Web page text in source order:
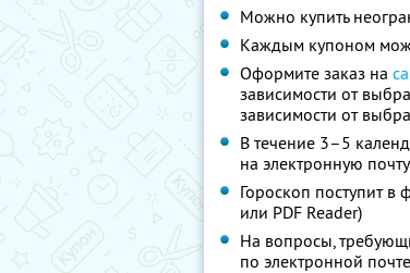
Можно купить
Каждым купоном
Оформите заказ на
зависимости от
зависимости от
В течение 3–5
на электронную почту
Гороскоп поступит
или PDF Reader)
На вопросы,
по электронной почте